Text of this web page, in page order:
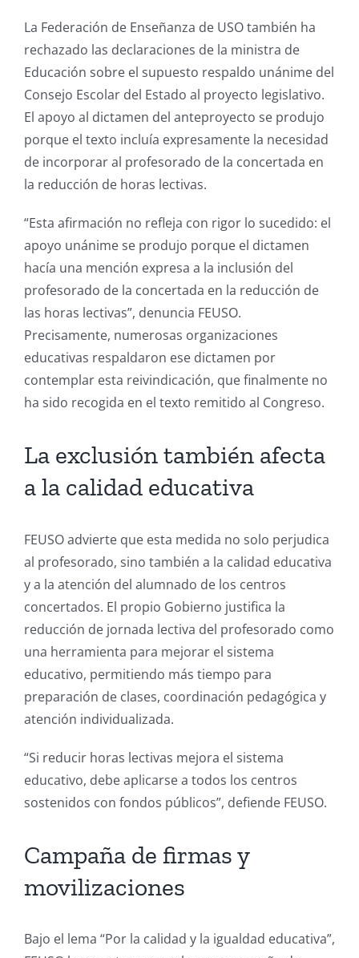
La Federación de Enseñanza de USO también ha
rechazado las declaraciones de la ministra de
Educación sobre el supuesto respaldo unánime del
Consejo Escolar del Estado al proyecto legislativo.
El apoyo al dictamen del anteproyecto se produjo
porque el texto incluía expresamente la necesidad
de incorporar al profesorado de la concertada en
la reducción de horas lectivas.
“Esta afirmación no refleja con rigor lo sucedido: el
apoyo unánime se produjo porque el dictamen
hacía una mención expresa a la inclusión del
profesorado de la concertada en la reducción de
las horas lectivas”, denuncia FEUSO.
Precisamente, numerosas organizaciones
educativas respaldaron ese dictamen por
contemplar esta reivindicación, que finalmente no
ha sido recogida en el texto remitido al Congreso.
La exclusión también afecta
a la calidad educativa
FEUSO advierte que esta medida no solo perjudica
al profesorado, sino también a la calidad educativa
y a la atención del alumnado de los centros
concertados. El propio Gobierno justifica la
reducción de jornada lectiva del profesorado como
una herramienta para mejorar el sistema
educativo, permitiendo más tiempo para
preparación de clases, coordinación pedagógica y
atención individualizada.
“Si reducir horas lectivas mejora el sistema
educativo, debe aplicarse a todos los centros
sostenidos con fondos públicos”, defiende FEUSO.
Campaña de firmas y
movilizaciones
Bajo el lema “Por la calidad y la igualdad educativa”,